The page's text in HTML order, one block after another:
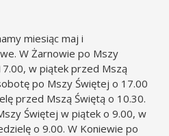
miesiąc maj i
W Żarnowie po Mszy
w piątek przed Mszą
po Mszy Świętej o 17.00
przed Mszą Świętą o 10.30.
Świętej w piątek o 9.00, w
o 9.00. W Koniewie po